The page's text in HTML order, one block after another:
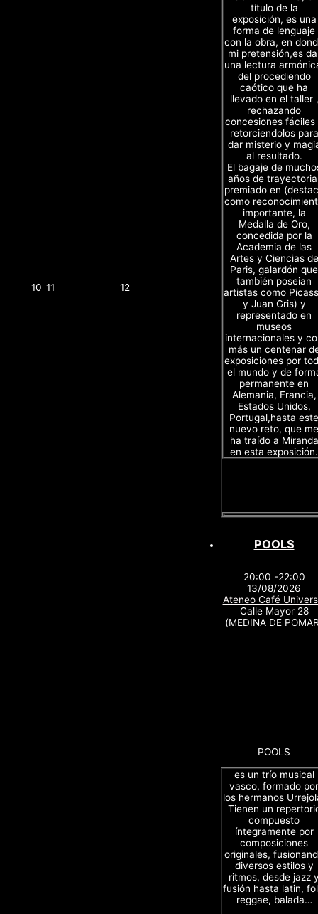
10 11 12
título de la
exposición, es una
forma de lenguaje
con la obra, en
mi pretensión,es
una lectura
del procediendo
caótico que ha
llevado en el taller ,
rechazando
concesiones fáciles
retorciendolos para
dar misterio y
al resultado.
El bagaje de
años de
premiado en
como
importante, la
Medalla de Oro,
concedida por la
Academia de las
Artes y Ciencias de
Paris, galardón que
también poseian
artistas como
y Juan Gris) y
representado en
museos
internacionales y
más un centenar
exposiciones por
el mundo y de
permanente en
Alemania, Francia,
Estados Unidos,
Portugal,hasta este
nuevo reto, que me
ha traído a Miranda
en esta exposición.
POOLS
20:00 -22:00
13/08/2026
Ateneo Café
Calle Mayor 28
(MEDINA DE
POOLS
es un trío musical
vasco, formado por
los hermanos
Tienen un
compuesto
íntegramente por
composiciones
originales,
diversos estilos y
ritmos, desde jazz
fusión hasta latin,
reggae, balada…